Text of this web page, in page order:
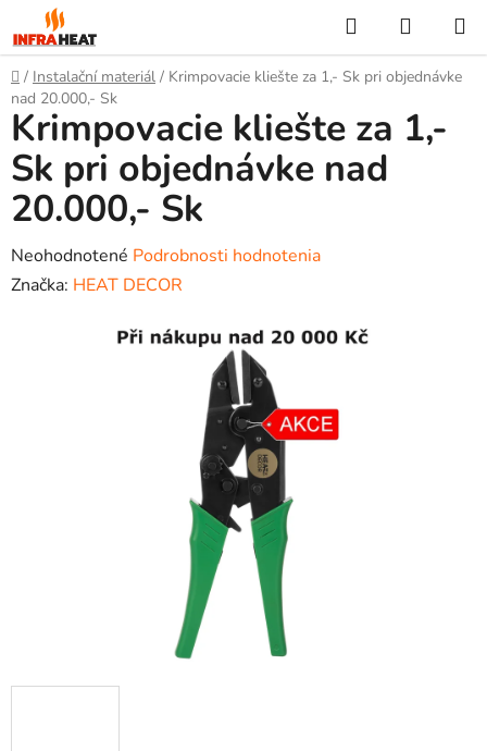
Prejsť
na
obsah
Hľadať
KOŠÍK
Domov
/ Instalační materiál / Krimpovacie kliešte za 1,- Sk pri objednávke
nad 20.000,- Sk
Krimpovacie kliešte za 1,-
Sk pri objednávke nad
20.000,- Sk
Priemerné
hodnotenie
Neohodnotené Podrobnosti hodnotenia
Značka: HEAT DECOR